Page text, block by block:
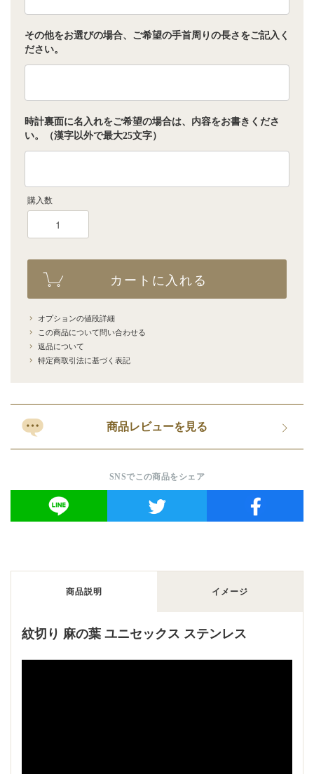
その他をお選びの場合、ご希望の手首周りの長さをご記入く
ださい。
時計裏面に名入れをご希望の場合は、内容をお書きくださ
い。（漢字以外で最大25文字）
購入数
カートに入れる
オプションの値段詳細
この商品について問い合わせる
返品について
特定商取引法に基づく表記
商品レビューを見る
SNSでこの商品をシェア
商品説明 イメージ
紋切り 麻の葉 ユニセックス ステンレス